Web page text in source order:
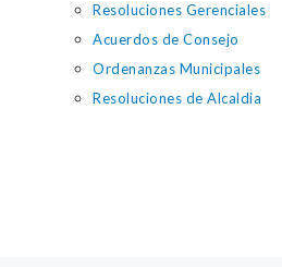
Resoluciones Gerenciales
Acuerdos de Consejo
Ordenanzas Municipales
Resoluciones de Alcaldia